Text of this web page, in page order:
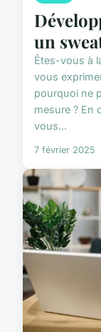
un
Êtes-vous à
vous
pourquoi ne
mesure ? En
vous...
7 février 2025